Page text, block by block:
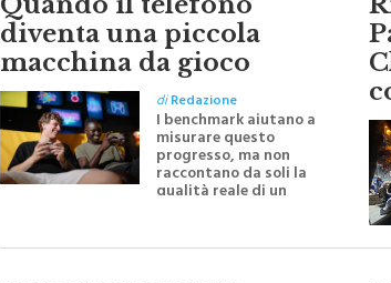
Quando il telefono
diventa una piccola
macchina da gioco
diRedazione
I benchmark aiutano a
misurare questo
progresso, ma non
raccontano da soli la
qualità reale di un